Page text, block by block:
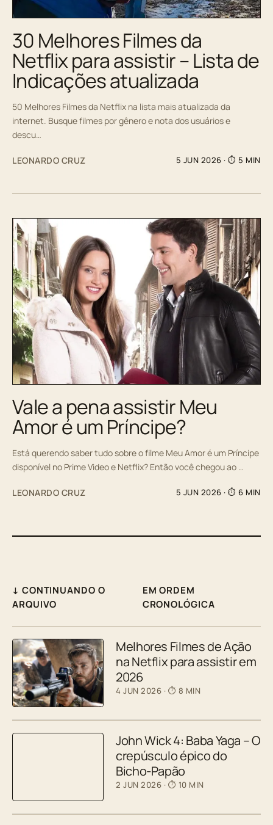
30 Melhores Filmes da
Netflix para assistir – Lista de
Indicações atualizada
50 Melhores Filmes da Netflix na lista mais atualizada da
internet. Busque filmes por gênero e nota dos usuários e
descu…
LEONARDO CRUZ 5 JUN 2026 · ⏱ 5 MIN
Vale a pena assistir Meu
Amor é um Príncipe?
Está querendo saber tudo sobre o filme Meu Amor é um Príncipe
disponível no Prime Video e Netflix? Então você chegou ao …
LEONARDO CRUZ 5 JUN 2026 · ⏱ 6 MIN
↓ CONTINUANDO O
ARQUIVO
EM ORDEM
CRONOLÓGICA
Melhores Filmes de Ação
na Netflix para assistir em
2026
4 JUN 2026 · ⏱ 8 MIN
John Wick 4: Baba Yaga – O
crepúsculo épico do
Bicho-Papão
2 JUN 2026 · ⏱ 10 MIN